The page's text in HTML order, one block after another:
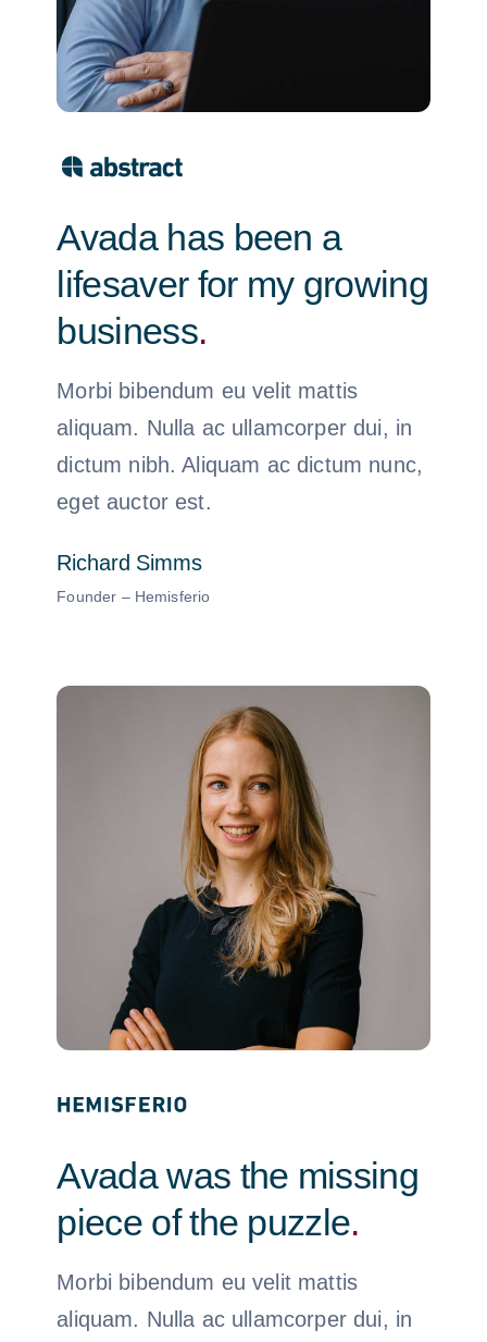
Avada has been a
lifesaver for my growing
business.
Morbi bibendum eu velit mattis
aliquam. Nulla ac ullamcorper dui, in
dictum nibh. Aliquam ac dictum nunc,
eget auctor est.
Richard Simms
Founder – Hemisferio
Avada was the missing
piece of the puzzle.
Morbi bibendum eu velit mattis
aliquam. Nulla ac ullamcorper dui, in